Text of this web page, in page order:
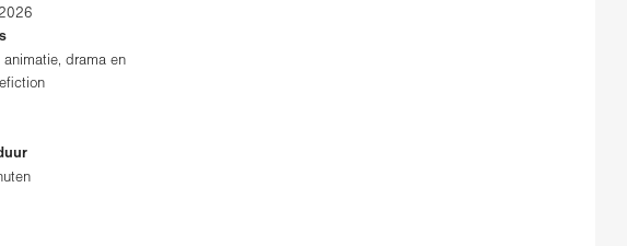
animatie, drama en